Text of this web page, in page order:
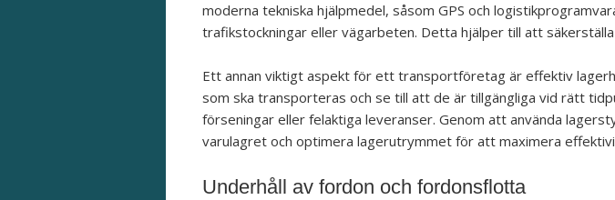
moderna tekniska hjälpmedel, såsom GPS och
trafikstockningar eller vägarbeten. Detta hjälper till att
Ett annan viktigt aspekt för ett transportföretag är effektiv
som ska transporteras och se till att de är tillgängliga vid rätt
förseningar eller felaktiga leveranser. Genom att använda
varulagret och optimera lagerutrymmet för att maximera
Underhåll av fordon och fordonsflotta